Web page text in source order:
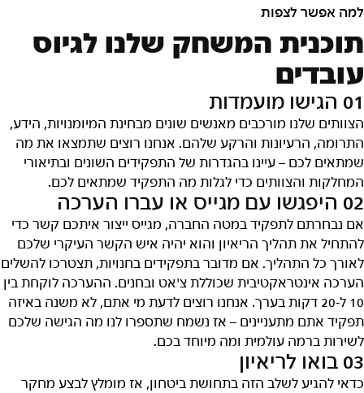
למה אפשר לצפות
תוכנית המשחק שלנו לגיוס
עובדים
01 הגישו מועמדות
הצוותים שלנו מורכבים מאנשים שונים מבחינת המיומנויות, הידע,
התרומה, הרעיונות והרקע שלהם. אנחנו רוצים שתמצאו את מה
שמתאים לכם – עיינו בהגדרות של התפקידים השונים ובתיאורי
המחלקות והצוותים כדי לגלות מה התפקיד שמתאים לכם.
02 היפגשו עם מגייס או עברו הערכה
אם נבחרתם לתפקיד במטה החברה, מגייס ייצור איתכם קשר כדי
להתחיל את תהליך הריאיון והוא יהיה איש הקשר העיקרי שלכם
לאורך כל התהליך. אם מדובר בתפקידים בחנויות, תצטרכו להשלים
הערכה אינטראקטיבית שכוללת צ'אט ובחנים. ההערכה לוקחת בין
10 ל-20 דקות בערך. אנחנו רוצים לדעת מי אתם, לא משנה באיזה
תפקיד אתם מתעניינים – אז נשמח שתספרו לנו מה הגישה שלכם
לשירות ברמה עולמית ומה מיוחד בכם.
03 בואו לריאיון
כדאי להגיע לשלב הזה בתחושת ביטחון, אז מומלץ לבצע מחקר